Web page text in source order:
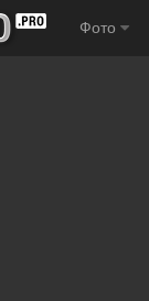
Фото